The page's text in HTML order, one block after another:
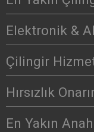
Elektronik &
Çilingir
Hırsızlık
En Yakın